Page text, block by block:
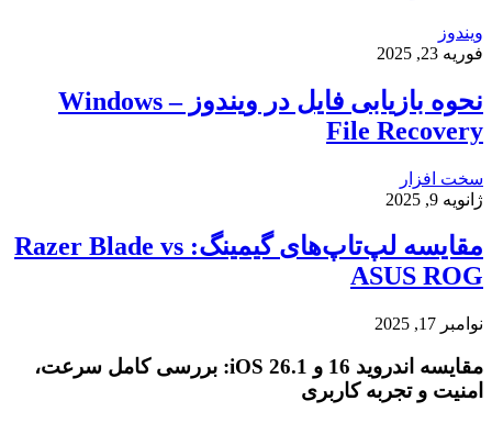
ویندوز
فوریه 23, 2025
نحوه بازیابی فایل در ویندوز – Windows
File Recovery
سخت افزار
ژانویه 9, 2025
مقایسه لپ‌تاپ‌های گیمینگ: Razer Blade vs
ASUS ROG
نوامبر 17, 2025
مقایسه اندروید 16 و iOS 26.1: بررسی کامل سرعت،
امنیت و تجربه کاربری